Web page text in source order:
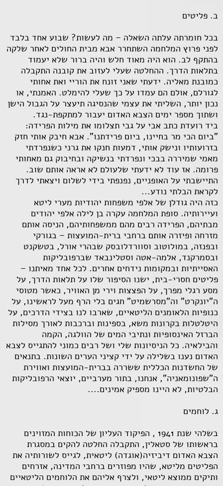
ב. פליטים
בכל חומרתה עלתה השאלה – מה לעשות? שבוע אחד בלבד
לפני פרוץ המלחמה השתחרר אבא מבית החולים לאחר שלקה
בהתקף לב. הוא היה מאוד חלש והיה ברור שלא יעמוד
בתלאות הדרך. ההחלטה שעלי לעזוב את קובנה התקבלה
כמובנת מאליה. ידעתי שאני זונח את הוריי ואת אחותי
לגורלם, אולם הם עמדו על כך שעלי להימלט. האמנתי, או
נכון יותר, השליתי את עצמי שהנסיגה תיעצר על הגבול הישן
ושתוך מספר ימים הצבא האדום יעבור למתקפת-נגד.
ביד רועדת כתב אבי על גבי תצלומו את מילות הפרידה:
"ביום הכי מר בחיינו, ביום פרידתנו". אבא חיבק אותי חזק
בזרועותיו ונישק אותי, דמעות חנקו את גרני כשנפרדתי
מאמי שמיררה בבכי ונפרדתי בנשיקה ובחיבוק גם מאחותי
פרומה. אז עוד לא ידעתי שלעולם לא אראה אותם שוב.
התיישבתי על האופניים, נפנפתי בידי לשלום ויצאתי לדרך
לקראת הבלתי נודע...
כזה היה גודלן של אלפי משפחות יהודיות מערי ליטא
ועיירותיה. סופת המלחמה עקרה בן לילה אלפי יהודים
מבתיהם, הפרידה רבים מהם ממשפחותיהם, הניסה אותם
מזרחה ופיזרה אותם ברחבי ברית-המועצות – בגורקי
ובפנזה, במולוטוב וסוורדלובסק שבהרי אורל, בטשקנט
ובסמרקנד, אלמה-אטה וסטלינבאד שברפובליקות
האסייתיות ובמקומות נידחים אחרים. לכל אחד מאיתנו –
פליטים חסרי-בית, ישנו הסיפור שלו על תלאות הדרך, על
מסע רגלי מפרך, על הפצצות וירי מן האוויר, כאשר מטוסי
ה"יונקרט" וה"מסרשמיט" חגים בלי הרף מעל לראשינו, על
כנופיות הלאומנים הליטאיים, שארבו לנו בצידי הדרכים, על
היטלטלות בקרונות משא, בספינות וברכבות לאורך מסילות
הברזל האינסופיות ונתיבי המים של הוולגה, הקמה
והבילאיה. כל הניסיונות שלי ושל רבים כמוני להתגייס לצבא
האדום נענו בשלילה על ידי קציני הערים השונות. בתנאים
של החשדנות הכללית ששררה בברית-המועצות ואווירת
ה"שפונומאניה", אנחנו, בתור מערביים, יוצאי הרפובליקות
הבלטיות, לא היינו מספיק אמינים....
ג. לוחמים
בשלהי שנת 1941 , הפיקוד העליון של הכוחות המזוינים
בראשותו של סטאלין, התקבלה החלטה להקים במסגרת
הצבא האדום דיביזיה(אוגדה) ליטאית, לגייס לשורותיה את
הפליטים מליטא, שהיו מפוזרים ברחבי המדינה, אזרחים
ותיקים ממוצא ליטאי, ולצרף אליהם את הלוחמים הליטאיים